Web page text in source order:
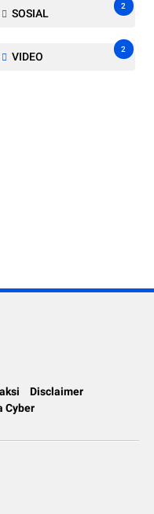
SOSIAL
2
VIDEO
2
Disclaimer
Cyber